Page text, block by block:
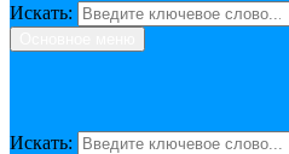
Искать:
Искать: